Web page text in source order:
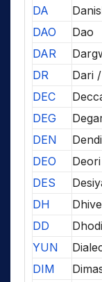
DA
DAO
Dao
DAR
DR
Dari
DEC
DEG
DEN
Dendi
DEO
Deori
DES
DH
DD
YUN
DIM